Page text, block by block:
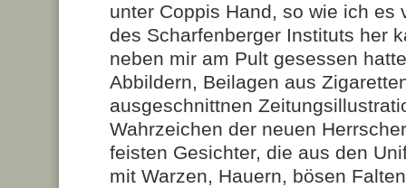
unter Coppis Hand, so wie ich es
des Scharfenberger Instituts her
neben mir am Pult gesessen
Abbildern, Beilagen aus
ausgeschnittnen
Wahrzeichen der neuen
feisten Gesichter, die aus den
mit Warzen, Hauern, bösen